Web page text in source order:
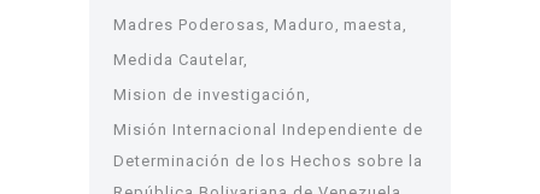
Madres Poderosas Maduro
maesta
Medida Cautelar
Mision de investigación
Misión Internacional Independiente de
Determinación de los Hechos sobre la